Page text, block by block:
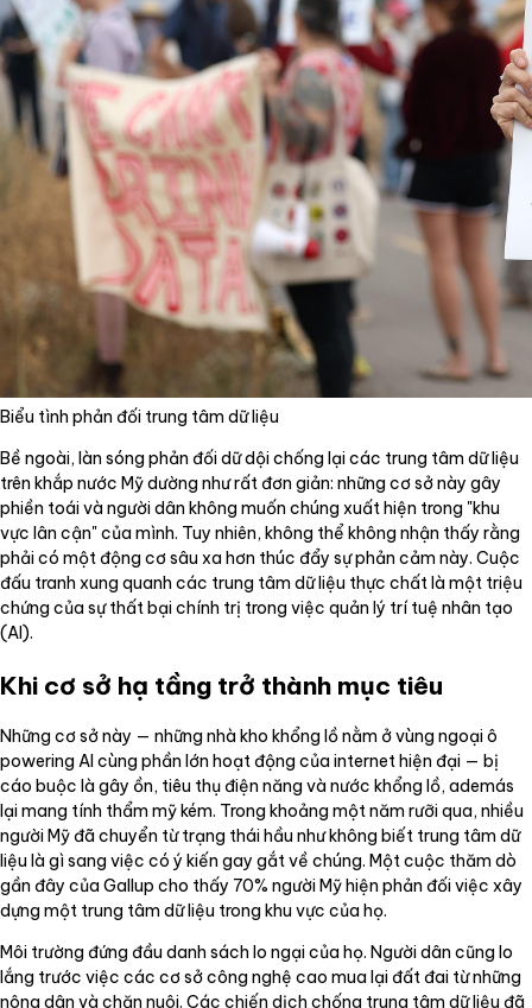
Biểu tình phản đối trung tâm dữ liệu
Bề ngoài, làn sóng phản đối dữ dội chống lại các trung tâm dữ liệu
trên khắp nước Mỹ dường như rất đơn giản: những cơ sở này gây
phiền toái và người dân không muốn chúng xuất hiện trong "khu
vực lân cận" của mình. Tuy nhiên, không thể không nhận thấy rằng
phải có một động cơ sâu xa hơn thúc đẩy sự phản cảm này. Cuộc
đấu tranh xung quanh các trung tâm dữ liệu thực chất là một triệu
chứng của sự thất bại chính trị trong việc quản lý trí tuệ nhân tạo
(AI).
Khi cơ sở hạ tầng trở thành mục tiêu
Những cơ sở này — những nhà kho khổng lồ nằm ở vùng ngoại ô
powering AI cùng phần lớn hoạt động của internet hiện đại — bị
cáo buộc là gây ồn, tiêu thụ điện năng và nước khổng lồ, además
lại mang tính thẩm mỹ kém. Trong khoảng một năm rưỡi qua, nhiều
người Mỹ đã chuyển từ trạng thái hầu như không biết trung tâm dữ
liệu là gì sang việc có ý kiến gay gắt về chúng. Một cuộc thăm dò
gần đây của Gallup cho thấy 70% người Mỹ hiện phản đối việc xây
dựng một trung tâm dữ liệu trong khu vực của họ.
Môi trường đứng đầu danh sách lo ngại của họ. Người dân cũng lo
lắng trước việc các cơ sở công nghệ cao mua lại đất đai từ những
nông dân và chăn nuôi. Các chiến dịch chống trung tâm dữ liệu đã